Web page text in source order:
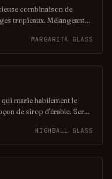
combinaison de
tropicaux. Mélangeant
parfaite pour les amateurs
et son goût unique en
MARGARITA GLASS
marie habilement le
de sirop d'érable. Servi
américain. Parfait pour les
il saura séduire vos
HIGHBALL GLASS